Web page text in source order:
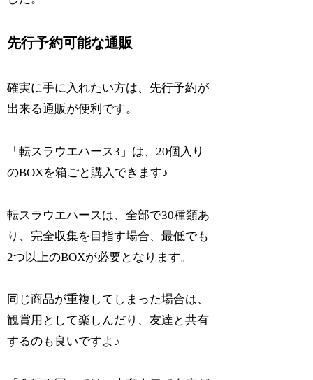
先行予約可能な通販
確実に手に入れたい方は、先行予約が
出来る通販が便利です。
「転スラウエハース3」は、20個入り
のBOXを箱ごと購入できます♪
転スラウエハースは、全部で30種類あ
り、完全収集を目指す場合、最低でも
2つ以上のBOXが必要となります。
同じ商品が重複してしまった場合は、
観賞用として楽しんだり、友達と共有
するのも良いですよ♪